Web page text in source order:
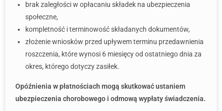
brak zaległości w opłacaniu składek na ubezpieczenia
społeczne,
kompletność i terminowość składanych dokumentów,
złożenie wniosków przed upływem terminu przedawnienia
roszczenia, które wynosi 6 miesięcy od ostatniego dnia za
okres, którego dotyczy zasiłek.
Opóźnienia w płatnościach mogą skutkować ustaniem
ubezpieczenia chorobowego i odmową wypłaty świadczenia.